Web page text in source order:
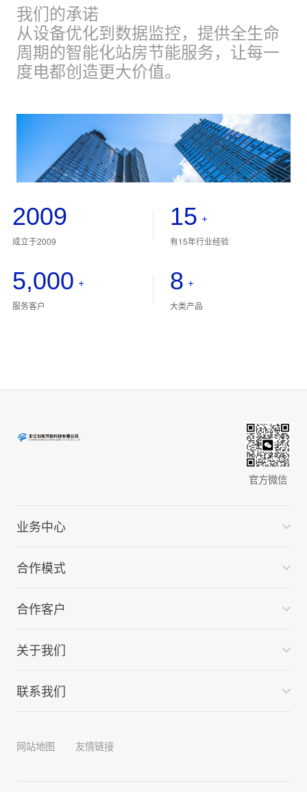
我们的承诺
从设备优化到数据监控，提供全生命
周期的智能化站房节能服务，让每一
度电都创造更大价值。
2009
成立于2009
15 +
有15年行业经验
5,000 +
服务客户
8 +
大类产品
官方微信
业务中心
合作模式
合作客户
关于我们
联系我们
网站地图 友情链接